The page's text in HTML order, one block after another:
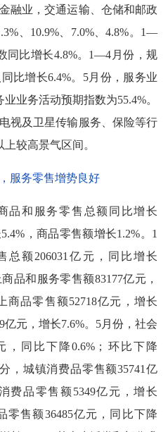
融业，交通运输、仓储和邮政
、10.9%、7.0%、4.8%。1—
同比增长4.8%。1—4月份，规
比增长6.4%。5月份，服务业
业务活动预期指数为55.4%。
视及卫星传输服务、保险等行
较高景气区间。
服务零售增势良好
品和服务零售总额同比增长
，商品零售额增长1.2%。1
额206031亿元，同比增长
品和服务零售额83177亿元，
商品零售额52718亿元，增长
亿元，增长7.6%。5月份，社会
，同比下降0.6%；环比下降
，城镇消费品零售额35741亿
费品零售额5349亿元，增长
零售额36485亿元，同比下降